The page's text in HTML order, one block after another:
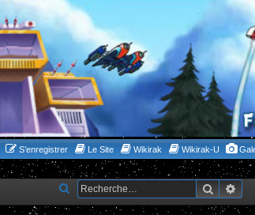
S’enregistrer Le Site Wikirak Wikirak-U
e